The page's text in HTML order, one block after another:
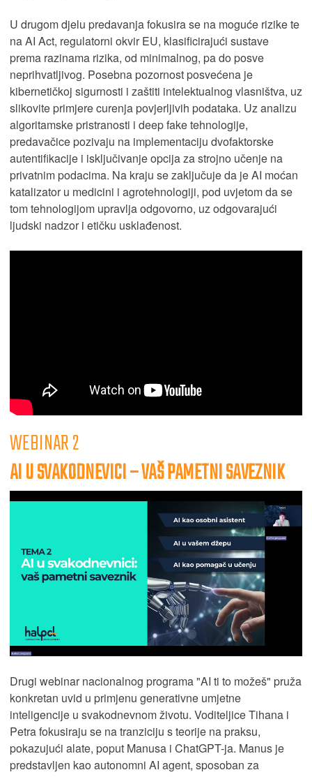
U drugom djelu predavanja fokusira se na moguće rizike te
na AI Act, regulatorni okvir EU, klasificirajući sustave
prema razinama rizika, od minimalnog, pa do posve
neprihvatljivog. Posebna pozornost posvećena je
kibernetičkoj sigurnosti i zaštiti intelektualnog vlasništva, uz
slikovite primjere curenja povjerljivih podataka. Uz analizu
algoritamske pristranosti i deep fake tehnologije,
predavačice pozivaju na implementaciju dvofaktorske
autentifikacije i isključivanje opcija za strojno učenje na
privatnim podacima. Na kraju se zaključuje da je AI moćan
katalizator u medicini i agrotehnologiji, pod uvjetom da se
tom tehnologijom upravlja odgovorno, uz odgovarajući
ljudski nadzor i etičku usklađenost.
WEBINAR 2
AI U SVAKODNEVICI – VAŠ PAMETNI SAVEZNIK
Drugi webinar nacionalnog programa "AI ti to možeš" pruža
konkretan uvid u primjenu generativne umjetne
inteligencije u svakodnevnom životu. Voditeljice Tihana i
Petra fokusiraju se na tranziciju s teorije na praksu,
pokazujući alate, poput Manusa i ChatGPT-ja. Manus je
predstavljen kao autonomni AI agent, sposoban za